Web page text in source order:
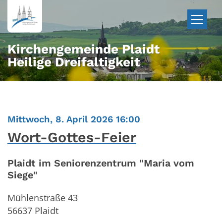
Zum Inhalt springen
Kirchengemeinde Plaidt
Heilige Dreifaltigkeit
Mittwoch, 8. April 2026 16:00
Wort-Gottes-Feier
Plaidt im Seniorenzentrum "Maria vom
Siege"
Mühlenstraße 43
56637 Plaidt